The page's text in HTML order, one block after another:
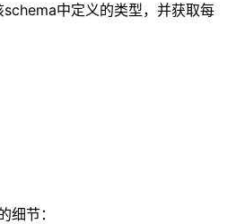
中定义的类型，并获取每
细节：